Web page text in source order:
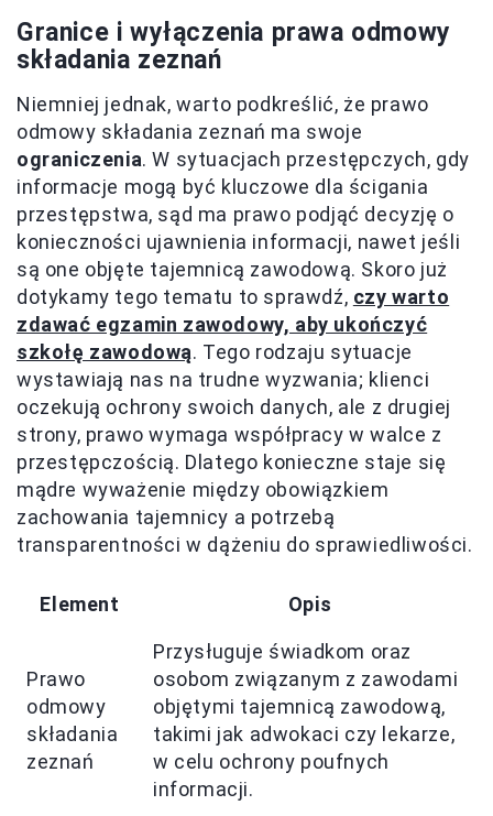
Granice i wyłączenia prawa odmowy
składania zeznań
Niemniej jednak, warto podkreślić, że prawo
odmowy składania zeznań ma swoje
ograniczenia. W sytuacjach przestępczych, gdy
informacje mogą być kluczowe dla ścigania
przestępstwa, sąd ma prawo podjąć decyzję o
konieczności ujawnienia informacji, nawet jeśli
są one objęte tajemnicą zawodową. Skoro już
dotykamy tego tematu to sprawdź, czy warto
zdawać egzamin zawodowy, aby ukończyć
szkołę zawodową. Tego rodzaju sytuacje
wystawiają nas na trudne wyzwania; klienci
oczekują ochrony swoich danych, ale z drugiej
strony, prawo wymaga współpracy w walce z
przestępczością. Dlatego konieczne staje się
mądre wyważenie między obowiązkiem
zachowania tajemnicy a potrzebą
transparentności w dążeniu do sprawiedliwości.
Element Opis
Prawo
odmowy
składania
zeznań
Przysługuje świadkom oraz
osobom związanym z zawodami
objętymi tajemnicą zawodową,
takimi jak adwokaci czy lekarze,
w celu ochrony poufnych
informacji.